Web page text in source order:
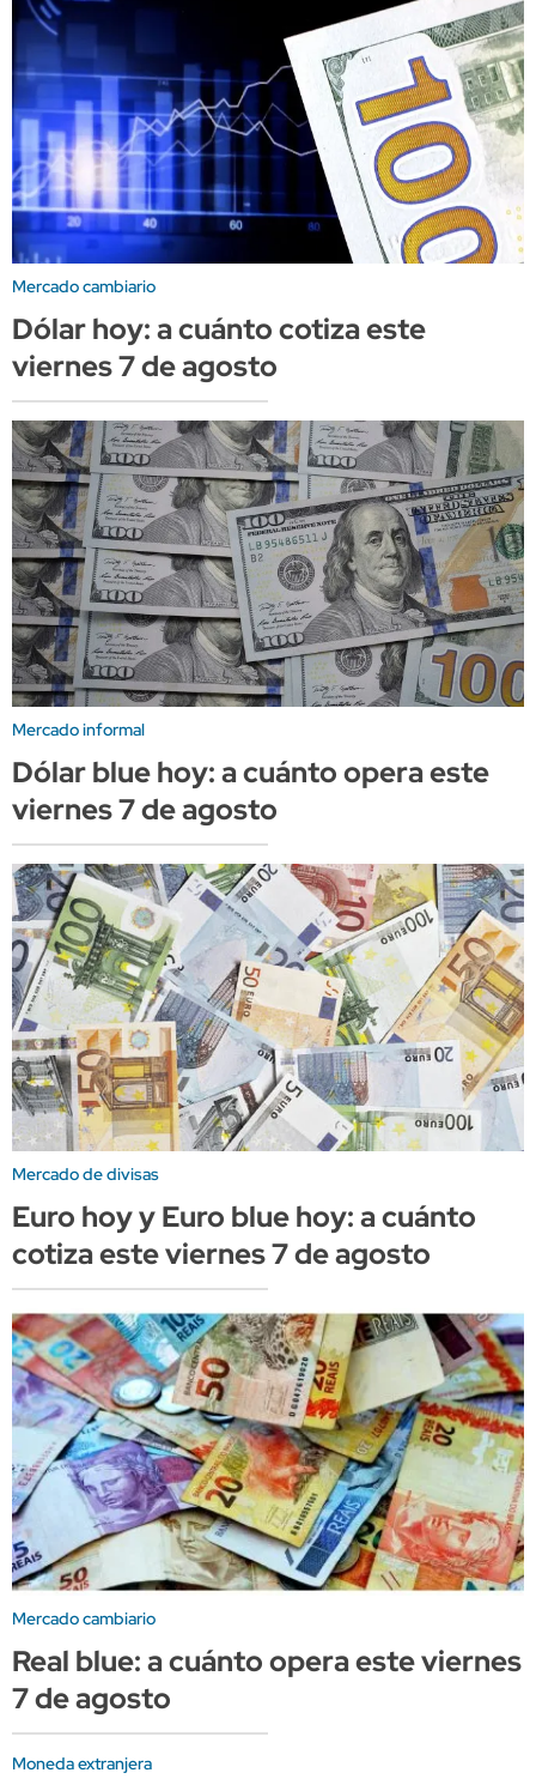
Mercado cambiario
Dólar hoy: a cuánto cotiza este
viernes 7 de agosto
Mercado informal
Dólar blue hoy: a cuánto opera este
viernes 7 de agosto
Mercado de divisas
Euro hoy y Euro blue hoy: a cuánto
cotiza este viernes 7 de agosto
Mercado cambiario
Real blue: a cuánto opera este viernes
7 de agosto
Moneda extranjera